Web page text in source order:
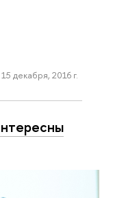
15 декабря, 2016 г.